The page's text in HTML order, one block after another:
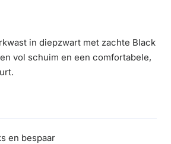
in diepzwart met zachte Black
vol schuim en een comfortabele,
en bespaar